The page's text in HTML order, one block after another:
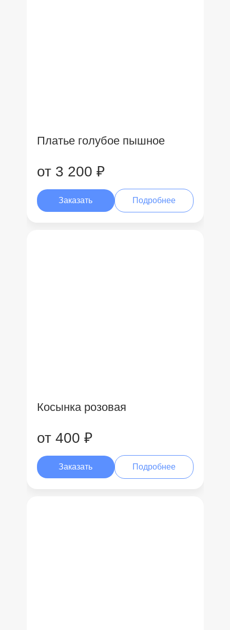
Платье голубое пышное
от 3 200 ₽
Заказать Подробнее
Косынка розовая
от 400 ₽
Заказать Подробнее